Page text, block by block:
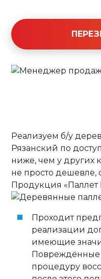
Реализуем б/у
Рязанский по
ниже, чем у других
не просто дешевле,
Продукция «Паллет
Проходит
реализации
имеющие
Повреждённые
процедуру